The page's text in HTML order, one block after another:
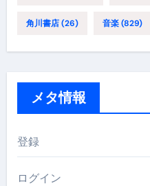
角川書店(26) 音楽(829)
メタ情報
登録
ログイン